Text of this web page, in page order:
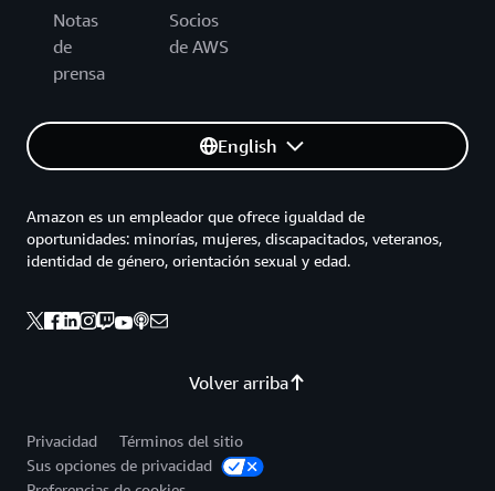
Notas
de
prensa
Socios
de AWS
English
Volver arriba
Amazon es un empleador que ofrece igualdad de
oportunidades: minorías, mujeres, discapacitados, veteranos,
identidad de género, orientación sexual y edad.
Privacidad
Términos del sitio
Sus opciones de privacidad